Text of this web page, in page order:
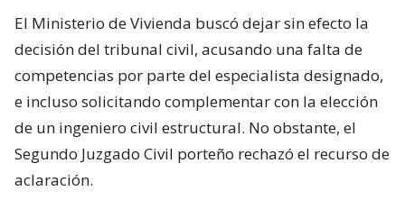
El Ministerio de Vivienda buscó dejar sin efecto la
decisión del tribunal civil, acusando una falta de
competencias por parte del especialista designado,
e incluso solicitando complementar con la elección
de un ingeniero civil estructural. No obstante, el
Segundo Juzgado Civil porteño rechazó el recurso de
aclaración.